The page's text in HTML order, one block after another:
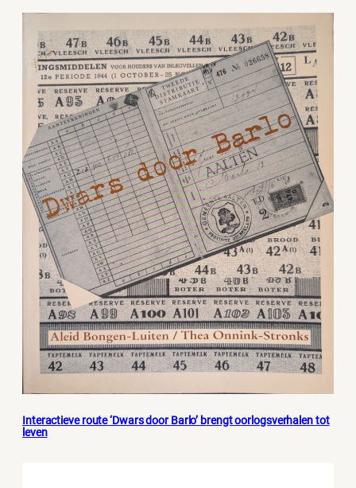
Interactieve route ‘Dwars door Barlo’ brengt oorlogsverhalen tot
leven